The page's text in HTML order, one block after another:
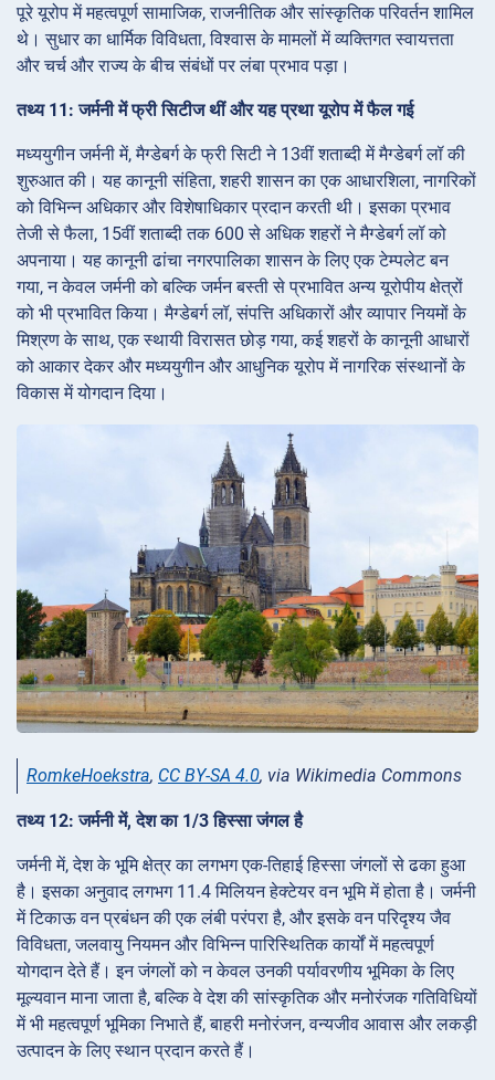
पूरे यूरोप में महत्वपूर्ण सामाजिक, राजनीतिक और सांस्कृतिक परिवर्तन शामिल
थे। सुधार का धार्मिक विविधता, विश्वास के मामलों में व्यक्तिगत स्वायत्तता
और चर्च और राज्य के बीच संबंधों पर लंबा प्रभाव पड़ा।
तथ्य 11: जर्मनी में फ्री सिटीज थीं और यह प्रथा यूरोप में फैल गई
मध्ययुगीन जर्मनी में, मैग्डेबर्ग के फ्री सिटी ने 13वीं शताब्दी में मैग्डेबर्ग लॉ की
शुरुआत की। यह कानूनी संहिता, शहरी शासन का एक आधारशिला, नागरिकों
को विभिन्न अधिकार और विशेषाधिकार प्रदान करती थी। इसका प्रभाव
तेजी से फैला, 15वीं शताब्दी तक 600 से अधिक शहरों ने मैग्डेबर्ग लॉ को
अपनाया। यह कानूनी ढांचा नगरपालिका शासन के लिए एक टेम्पलेट बन
गया, न केवल जर्मनी को बल्कि जर्मन बस्ती से प्रभावित अन्य यूरोपीय क्षेत्रों
को भी प्रभावित किया। मैग्डेबर्ग लॉ, संपत्ति अधिकारों और व्यापार नियमों के
मिश्रण के साथ, एक स्थायी विरासत छोड़ गया, कई शहरों के कानूनी आधारों
को आकार देकर और मध्ययुगीन और आधुनिक यूरोप में नागरिक संस्थानों के
विकास में योगदान दिया।
RomkeHoekstra, CC BY-SA 4.0, via Wikimedia Commons
तथ्य 12: जर्मनी में, देश का 1/3 हिस्सा जंगल है
जर्मनी में, देश के भूमि क्षेत्र का लगभग एक-तिहाई हिस्सा जंगलों से ढका हुआ
है। इसका अनुवाद लगभग 11.4 मिलियन हेक्टेयर वन भूमि में होता है। जर्मनी
में टिकाऊ वन प्रबंधन की एक लंबी परंपरा है, और इसके वन परिदृश्य जैव
विविधता, जलवायु नियमन और विभिन्न पारिस्थितिक कार्यों में महत्वपूर्ण
योगदान देते हैं। इन जंगलों को न केवल उनकी पर्यावरणीय भूमिका के लिए
मूल्यवान माना जाता है, बल्कि वे देश की सांस्कृतिक और मनोरंजक गतिविधियों
में भी महत्वपूर्ण भूमिका निभाते हैं, बाहरी मनोरंजन, वन्यजीव आवास और लकड़ी
उत्पादन के लिए स्थान प्रदान करते हैं।